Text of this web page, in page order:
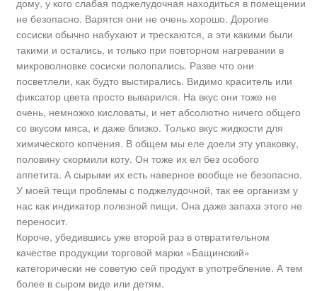
не безопасно. Варятся они не очень хорошо. Дорогие
сосиски обычно набухают и трескаются, а эти какими были
такими и остались, и только при повторном нагревании в
микроволновке сосиски полопались. Разве что они
посветлели, как будто выстирались. Видимо краситель или
фиксатор цвета просто выварился. На вкус они тоже не
очень, немножко кисловаты, и нет абсолютно ничего общего
со вкусом мяса, и даже близко. Только вкус жидкости для
химического копчения. В общем мы еле доели эту упаковку,
половину скормили коту. Он тоже их ел без особого
аппетита. А сырыми их есть наверное вообще не безопасно.
У моей тещи проблемы с поджелудочной, так ее организм у
нас как индикатор полезной пищи. Она даже запаха этого не
переносит.
Короче, убедившись уже второй раз в отвратительном
качестве продукции торговой марки «Бащинский»
категорически не советую сей продукт в употребление. А тем
более в сыром виде или детям.